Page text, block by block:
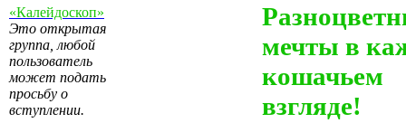
«Калейдоскоп»
Это открытая
группа, любой
пользователь
может подать
просьбу о
вступлении.
мечты в
кошачьем
взгляде!